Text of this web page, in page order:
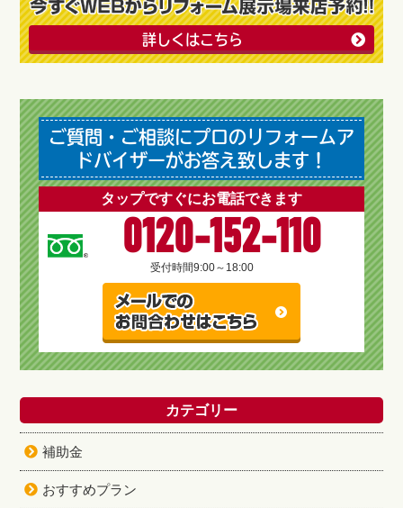
詳しくはこちら
ご質問・ご相談にプロのリフォームア
ドバイザーがお答え致します！
タップですぐにお電話できます
0120-152-110
受付時間9:00～18:00
カテゴリー
補助金
おすすめプラン